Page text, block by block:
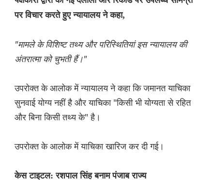
पर विचार करते हुए न्यायालय ने कहा,
"मामले के विशिष्ट तथ्य और परिस्थितियां इस न्यायालय की
अंतरात्मा को चुभती हैं।"
उपरोक्त के आलोक में न्यायालय ने कहा कि जमानत याचिका
सुनवाई योग्य नहीं है और याचिका "किसी भी योग्यता से रहित
और बिना किसी तथ्य के" है।
उपरोक्त के आलोक में याचिका खारिज कर दी गई।
केस टाइटल: रशपाल सिंह बनाम पंजाब राज्य